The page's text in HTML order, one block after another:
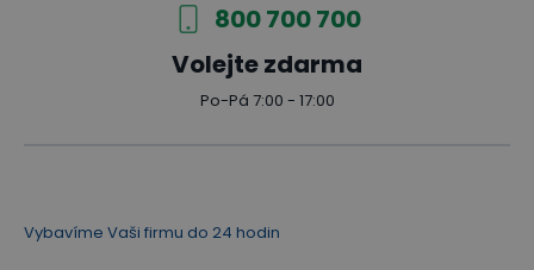
800 700 700
Volejte zdarma
Po-Pá 7:00 - 17:00
Vybavíme Vaši firmu do 24 hodin